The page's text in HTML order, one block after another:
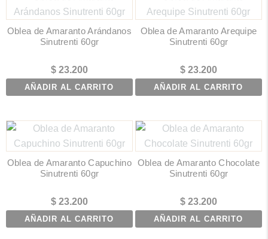
Oblea de Amaranto Arándanos
Sinutrenti 60gr
$23.200
AÑADIR AL CARRITO
Oblea de Amaranto Arequipe
Sinutrenti 60gr
$23.200
AÑADIR AL CARRITO
Oblea de Amaranto Capuchino
Sinutrenti 60gr
$23.200
AÑADIR AL CARRITO
Oblea de Amaranto Chocolate
Sinutrenti 60gr
$23.200
AÑADIR AL CARRITO